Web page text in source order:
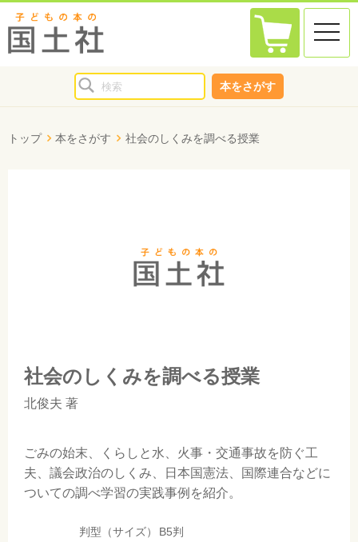
toggle
本をさがす
トップ 本をさがす 社会のしくみを調べる授業
社会のしくみを調べる授業
北俊夫 著
ごみの始末、くらしと水、火事・交通事故を防ぐ工
夫、議会政治のしくみ、日本国憲法、国際連合などに
ついての調べ学習の実践事例を紹介。
判型（サイズ）
B5判